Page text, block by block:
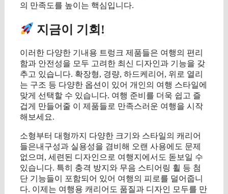
의 만족도를 높이는 핵심입니다.
지금이 기회!
이러한 다양한 기내용 트렁크 제품들은 여행의 편리
함과 안전성을 모두 고려한 최신 디자인과 기능을 갖
추고 있습니다. 확장형, 경량, 하드케리어, 위로 열리
는 구조 등 다양한 옵션이 있어 개인의 여행 스타일에
맞게 선택할 수 있습니다. 여행 준비를 더욱 쉽고 즐
겁게 만들어줄 이 제품들로 만족스러운 여행을 시작
해보세요.
소형부터 대형까지 다양한 크기와 스타일의 캐리어
들은내구성과 실용성을 겸비해 오랜 사용에도 문제
없으며, 세련된 디자인으로 여행지에서도 돋보일 수
있습니다. 특히 충격 방지와 무음 스티어링 휠 등 첨
단 기능들이 포함되어 있어 여행의 피로를 덜어줍니
다. 이제는 여행용 캐리어도 품질과 디자인 모두를 만